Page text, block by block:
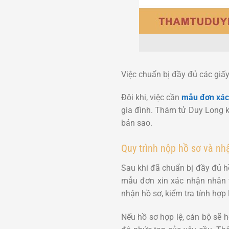
Việc chuẩn bị đầy đủ các
Đôi khi, việc cần mẫu đơn
gia đình. Thám tử Duy Long
bản sao.
Quy trình nộp hồ sơ và
Sau khi đã chuẩn bị đầy đủ
mẫu đơn xin xác nhận
nhận hồ sơ, kiểm tra tính
Nếu hồ sơ hợp lệ, cán bộ sẽ